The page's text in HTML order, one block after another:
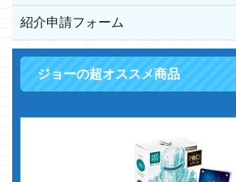
紹介申請フォーム
ジョーの超オススメ商品